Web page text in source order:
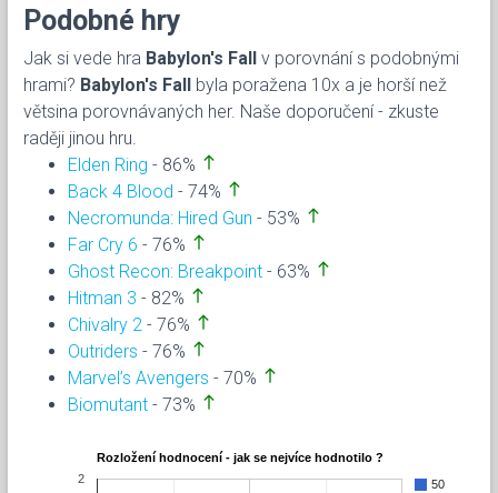
Podobné hry
Jak si vede hra Babylon's Fall v porovnání s podobnými
hrami? Babylon's Fall byla poražena 10x a je horší než
větsina porovnávaných her. Naše doporučení - zkuste
raději jinou hru.
Elden Ring - 86% north
Back 4 Blood - 74% north
Necromunda: Hired Gun - 53% north
Far Cry 6 - 76% north
Ghost Recon: Breakpoint - 63% north
Hitman 3 - 82% north
Chivalry 2 - 76% north
Outriders - 76% north
Marvel’s Avengers - 70% north
Biomutant - 73% north
Rozložení hodnocení - jak se nejvíce hodnotilo ?
50
2